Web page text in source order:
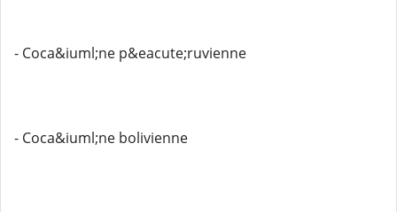
- Coca&iuml;ne p&eacute;ruvienne
- Coca&iuml;ne bolivienne